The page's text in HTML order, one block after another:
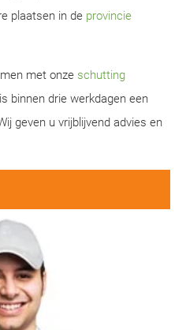
plaatsen in de provincie
met onze schutting
binnen drie werkdagen een
geven u vrijblijvend advies en